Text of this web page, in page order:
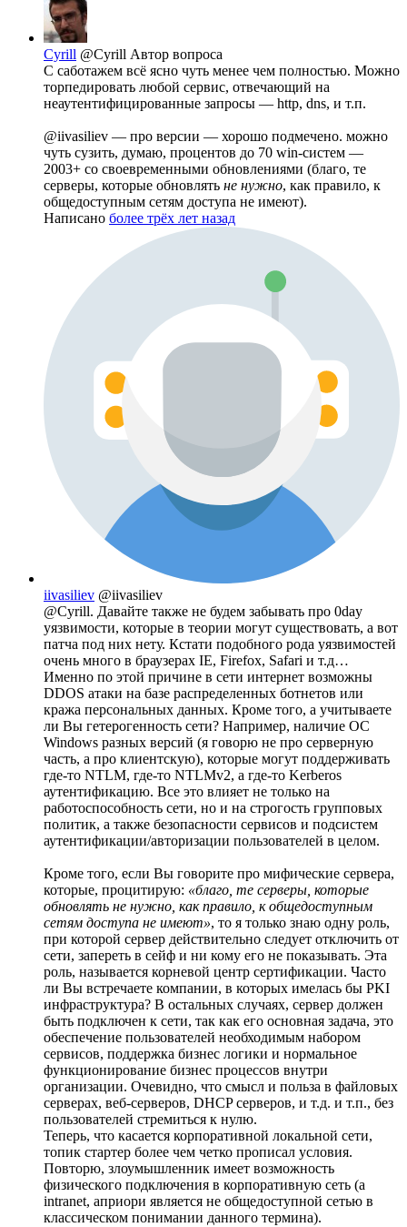
Cyrill @Cyrill Автор вопроса
С саботажем всё ясно чуть менее чем полностью. Можно
торпедировать любой сервис, отвечающий на
неаутентифицированные запросы — http, dns, и т.п.
@iivasiliev — про версии — хорошо подмечено. можно
чуть сузить, думаю, процентов до 70 win-систем —
2003+ со своевременными обновлениями (благо, те
серверы, которые обновлять не нужно, как правило, к
общедоступным сетям доступа не имеют).
Написано более трёх лет назад
iivasiliev @iivasiliev
@Cyrill. Давайте также не будем забывать про 0day
уязвимости, которые в теории могут существовать, а вот
патча под них нету. Кстати подобного рода уязвимостей
очень много в браузерах IE, Firefox, Safari и т.д…
Именно по этой причине в сети интернет возможны
DDOS атаки на базе распределенных ботнетов или
кража персональных данных. Кроме того, а учитываете
ли Вы гетерогенность сети? Например, наличие ОС
Windows разных версий (я говорю не про серверную
часть, а про клиентскую), которые могут поддерживать
где-то NTLM, где-то NTLMv2, а где-то Kerberos
аутентификацию. Все это влияет не только на
работоспособность сети, но и на строгость групповых
политик, а также безопасности сервисов и подсистем
аутентификации/авторизации пользователей в целом.
Кроме того, если Вы говорите про мифические сервера,
которые, процитирую: «благо, те серверы, которые
обновлять не нужно, как правило, к общедоступным
сетям доступа не имеют», то я только знаю одну роль,
при которой сервер действительно следует отключить от
сети, запереть в сейф и ни кому его не показывать. Эта
роль, называется корневой центр сертификации. Часто
ли Вы встречаете компании, в которых имелась бы PKI
инфраструктура? В остальных случаях, сервер должен
быть подключен к сети, так как его основная задача, это
обеспечение пользователей необходимым набором
сервисов, поддержка бизнес логики и нормальное
функционирование бизнес процессов внутри
организации. Очевидно, что смысл и польза в файловых
серверах, веб-серверов, DHCP серверов, и т.д. и т.п., без
пользователей стремиться к нулю.
Теперь, что касается корпоративной локальной сети,
топик стартер более чем четко прописал условия.
Повторю, злоумышленник имеет возможность
физического подключения в корпоративную сеть (а
intranet, априори является не общедоступной сетью в
классическом понимании данного термина).